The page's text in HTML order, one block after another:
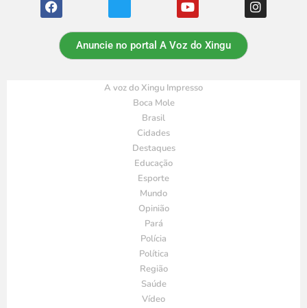
Anuncie no portal A Voz do Xingu
A voz do Xingu Impresso
Boca Mole
Brasil
Cidades
Destaques
Educação
Esporte
Mundo
Opinião
Pará
Polícia
Política
Região
Saúde
Vídeo